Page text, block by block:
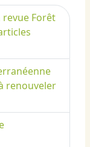
revue Forêt
renouveler